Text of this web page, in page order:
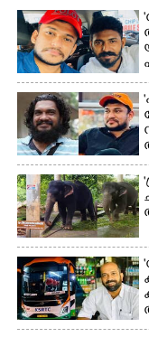
മത്സരത്തിനിടെ
ട്രാക്കിന് കുറുകെ
നായകൾ.